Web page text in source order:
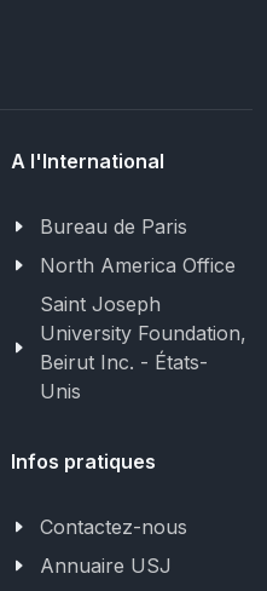
A l'International
Bureau de Paris
North America Office
Saint Joseph
University Foundation,
Beirut Inc. - États-
Unis
Infos pratiques
Contactez-nous
Annuaire USJ